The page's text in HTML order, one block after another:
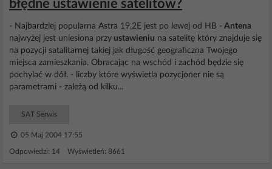
błędne ustawienie satelitów?
- Najbardziej popularna Astra 19,2E jest po lewej od HB - Antena
najwyżej jest uniesiona przy ustawieniu na satelitę który znajduje się
na pozycji satalitarnej takiej jak długość geograficzna Twojego
miejsca zamieszkania. Obracając na wschód i zachód będzie się
pochylać w dół. - liczby które wyświetla pozycjoner nie są
parametrami - zależą od kilku...
SAT Serwis
05 Maj 2004 17:55
Odpowiedzi: 14 Wyświetleń: 8661